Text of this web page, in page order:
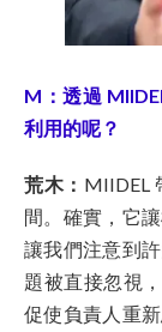
M：透過
利用的呢？
荒木： MIIDEL
間。確實，它
讓我們注意到
題被直接忽視
促使負責人重